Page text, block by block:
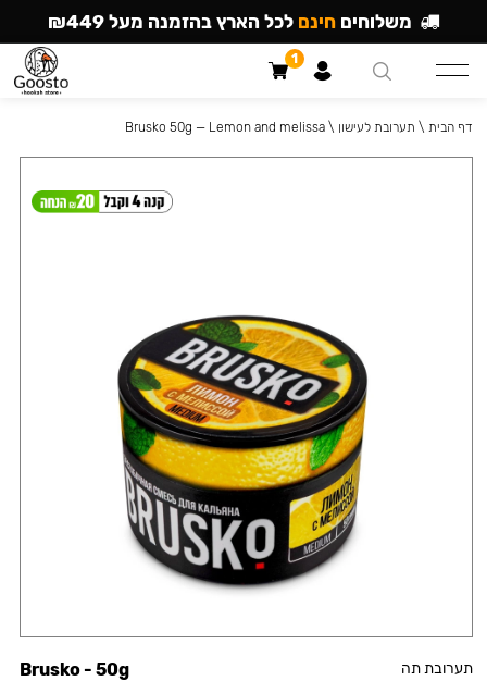
תערובת תה Brusko - 50g
דף הבית \ תערובת לעישון \
Brusko 50g — Lemon and melissa
משלוחים חינם לכל הארץ בהזמנה מעל ₪449
1